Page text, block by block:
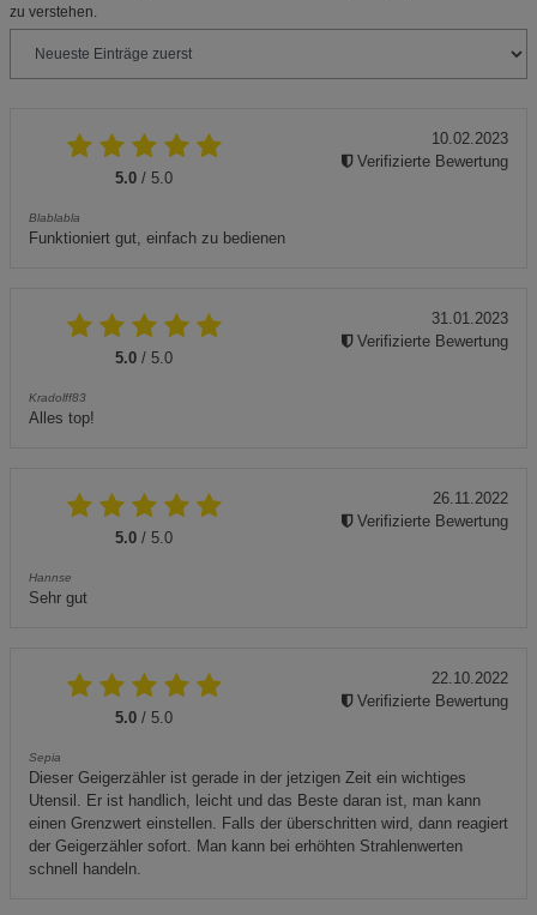
zu verstehen.
5.0 / 5.0
Blablabla
Funktioniert gut, einfach zu bedienen
10.02.2023
Verifizierte Bewertung
5.0 / 5.0
Kradolff83
Alles top!
31.01.2023
Verifizierte Bewertung
5.0 / 5.0
Hannse
Sehr gut
26.11.2022
Verifizierte Bewertung
5.0 / 5.0
Sepia
Dieser Geigerzähler ist gerade in der jetzigen Zeit ein wichtiges
Utensil. Er ist handlich, leicht und das Beste daran ist, man kann
einen Grenzwert einstellen. Falls der überschritten wird, dann reagiert
der Geigerzähler sofort. Man kann bei erhöhten Strahlenwerten
schnell handeln.
22.10.2022
Verifizierte Bewertung